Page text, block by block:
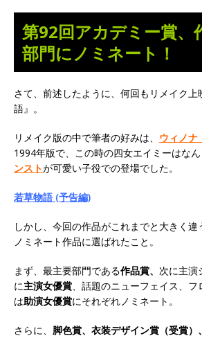
第92回アカデミー賞、
部門にノミネート！
さて、前述したように、何回もリメイク上
語』。
リメイク版の中で筆者の好みは、 ウィノナ
1994年版で、この時の四女エイミーはなん
ンストが可愛い子役での登場でした。
若草物語 (予告編)
しかし、今回の作品がこれまでと大きく
ノミネート作品に選ばれたこと。
まず、最主要部門である作品賞、 次に主演
に主演女優賞、話題のニューフェイス、
は助演女優賞にそれぞれノミネート。
さらに、 脚色賞、衣装デザイン賞（受賞）